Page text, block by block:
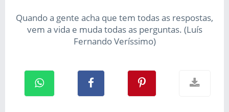
Quando a gente acha que tem todas as respostas,
vem a vida e muda todas as perguntas. (Luís
Fernando Veríssimo)